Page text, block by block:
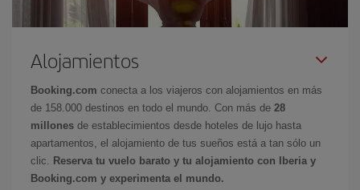
Alojamientos
Booking.com conecta a los viajeros con alojamientos en más
de 158.000 destinos en todo el mundo. Con más de 28
millones de establecimientos desde hoteles de lujo hasta
apartamentos, el alojamiento de tus sueños está a tan sólo un
clic.
Reserva tu vuelo barato y tu alojamiento con Iberia y
Booking.com y experimenta el mundo.